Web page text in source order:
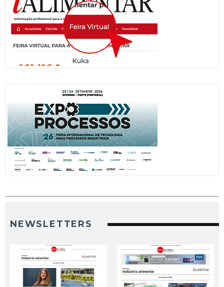
NEWSLETTERS